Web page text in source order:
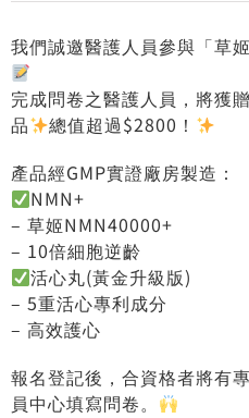
我們誠邀醫護人員參與「草
完成問卷之醫護人員，將獲
品
總值超過$2800！
產品經GMP實證廠房製造：
NMN+
– 草姬NMN40000+
– 10倍細胞逆齡
活心丸(黃金升級版)
– 5重活心專利成分
– 高效護心
報名登記後，合資格者將有
員中心填寫問卷。